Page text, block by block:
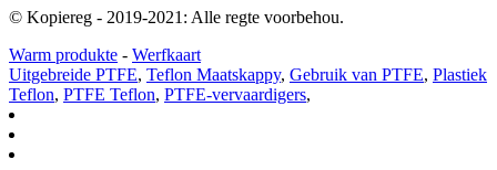
© Kopiereg - 2019-2021: Alle regte voorbehou.
Warm produkte - Werfkaart
Uitgebreide PTFE, Teflon Maatskappy, Gebruik van PTFE, Plastiek
Teflon, PTFE Teflon, PTFE-vervaardigers,